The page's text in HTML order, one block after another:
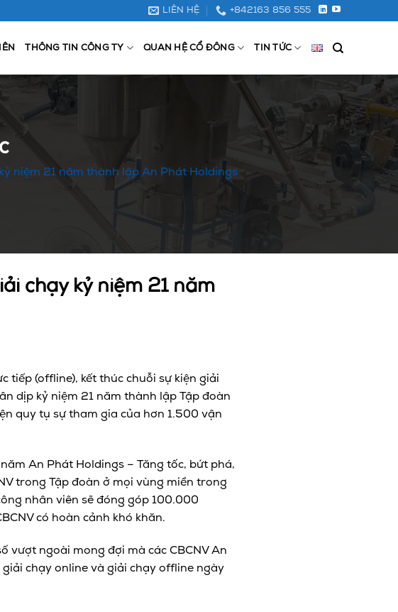
LIÊN HỆ +842163 856 555
THÔNG TIN CÔNG TY QUAN HỆ CỔ ĐÔNG TIN TỨC
niệm 21 năm thành lập An Phát Holdings
chạy kỷ niệm 21 năm
(offline), kết thúc chuỗi sự kiện giải
dịp kỷ niệm 21 năm thành lập Tập đoàn
quy tụ sự tham gia của hơn 1.500 vận
An Phát Holdings – Tăng tốc, bứt phá,
trong Tập đoàn ở mọi vùng miền trong
nhân viên sẽ đóng góp 100.000
có hoàn cảnh khó khăn.
vượt ngoài mong đợi mà các CBCNV An
chạy online và giải chạy offline ngày